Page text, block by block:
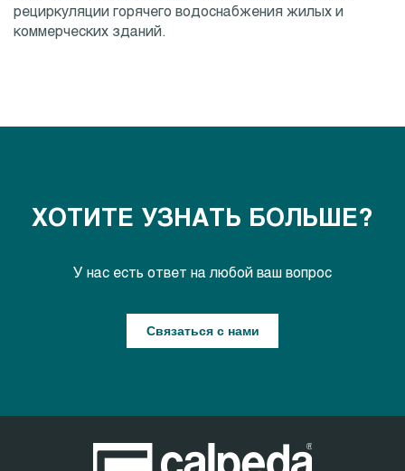
рециркуляции горячего водоснабжения жилых и
коммерческих зданий.
ХОТИТЕ УЗНАТЬ БОЛЬШЕ?
У нас есть ответ на любой ваш вопрос
Связаться с нами